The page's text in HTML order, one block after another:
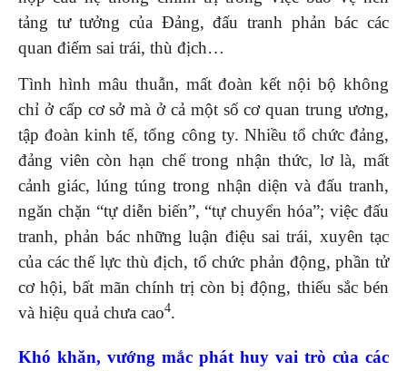
tảng tư tưởng của Đảng, đấu tranh phản bác các
quan điểm sai trái, thù địch…
Tình hình mâu thuẫn, mất đoàn kết nội bộ không
chỉ ở cấp cơ sở mà ở cả một số cơ quan trung ương,
tập đoàn kinh tế, tổng công ty. Nhiều tổ chức đảng,
đảng viên còn hạn chế trong nhận thức, lơ là, mất
cảnh giác, lúng túng trong nhận diện và đấu tranh,
ngăn chặn “tự diễn biến”, “tự chuyển hóa”; việc đấu
tranh, phản bác những luận điệu sai trái, xuyên tạc
của các thế lực thù địch, tổ chức phản động, phần tử
cơ hội, bất mãn chính trị còn bị động, thiếu sắc bén
và hiệu quả chưa cao4.
Khó khăn, vướng mắc phát huy vai trò của các